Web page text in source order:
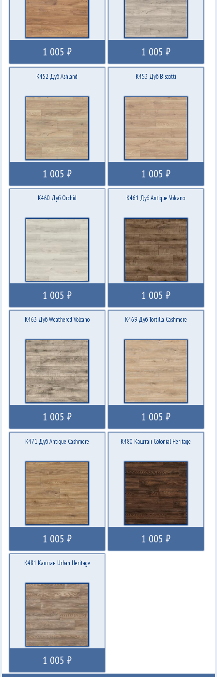
1 005 ₽ 1 005 ₽
K452 Дуб Ashland
1 005 ₽
K453 Дуб Biscotti
1 005 ₽
K460 Дуб Orchid
1 005 ₽
K461 Дуб Antique Volcano
1 005 ₽
K463 Дуб Weathered Volcano
1 005 ₽
K469 Дуб Tortilla Cashmere
1 005 ₽
K471 Дуб Antique Cashmere
1 005 ₽
K480 Каштан Colonial Heritage
1 005 ₽
K481 Каштан Urban Heritage
1 005 ₽